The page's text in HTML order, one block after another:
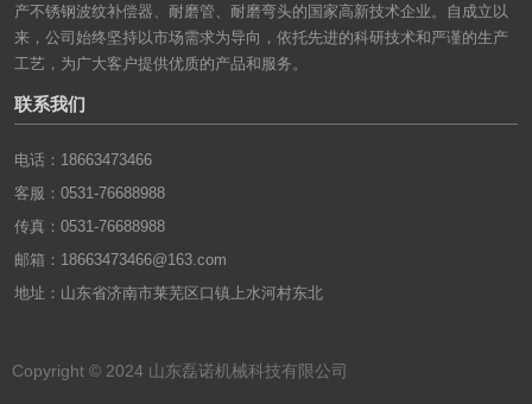
产不锈钢波纹补偿器、耐磨管、耐磨弯头的国家高新技术企业。自成立以
来，公司始终坚持以市场需求为导向，依托先进的科研技术和严谨的生产
工艺，为广大客户提供优质的产品和服务。
联系我们
电话：18663473466
客服：0531-76688988
传真：0531-76688988
邮箱：18663473466@163.com
地址：山东省济南市莱芜区口镇上水河村东北
Copyright © 2024 山东磊诺机械科技有限公司